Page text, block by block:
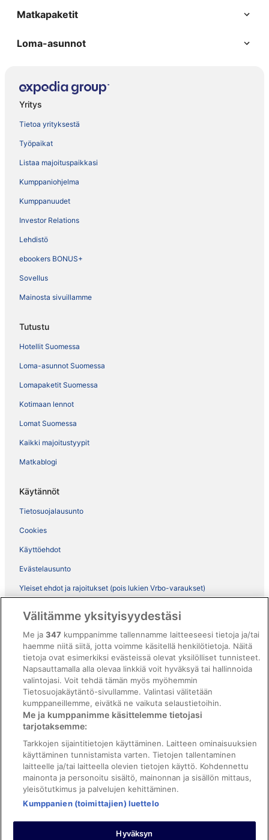
Matkapaketit
Loma-asunnot
Yritys
Tietoa yrityksestä
Työpaikat
Listaa majoituspaikkasi
Kumppaniohjelma
Kumppanuudet
Investor Relations
Lehdistö
ebookers BONUS+
Sovellus
Mainosta sivuillamme
Tutustu
Hotellit Suomessa
Loma-asunnot Suomessa
Lomapaketit Suomessa
Kotimaan lennot
Lomat Suomessa
Kaikki majoitustyypit
Matkablogi
Käytännöt
Tietosuojalausunto
Cookies
Käyttöehdot
Evästelausunto
Yleiset ehdot ja rajoitukset (pois lukien Vrbo-varaukset)
ebookers BONUS+ -ohjelman ehdot
Oikeudelliset tiedot / ota meihin yhteyttä
Sisältövaatimukset ja ilmoituksen tekeminen sisällöstä
Tuki
Ota yhteyttä
Varauksen muuttaminen tai peruuttaminen
Varaa lento lentoyhtiön hyvityskupongeilla
Hyvityksen hakeminen ja aikarajat
Välitämme yksityisyydestäsi
Me ja347 kumppanimme tallennamme laitteeseesi tietoja ja/tai
haemme niitä siitä, jotta voimme käsitellä henkilötietoja. Näitä
tietoja ovat esimerkiksi evästeissä olevat yksilölliset tunnisteet.
Napsauttamalla alla olevaa linkkiä voit hyväksyä tai hallinnoida
valintojasi. Voit tehdä tämän myös myöhemmin
Tietosuojakäytäntö-sivullamme. Valintasi välitetään
kumppaneillemme, eivätkä ne vaikuta selaustietoihin.
Me ja kumppanimme käsittelemme tietojasi
tarjotaksemme:
Tarkkojen sijaintitietojen käyttäminen. Laitteen ominaisuuksien
käyttäminen tunnistamista varten. Tietojen tallentaminen
laitteelle ja/tai laitteella olevien tietojen käyttö. Kohdennettu
mainonta ja personoitu sisältö, mainonnan ja sisällön mittaus,
yleisötutkimus ja palvelujen kehittäminen.
Kumppanien (toimittajien) luettelo
Hyväksyn